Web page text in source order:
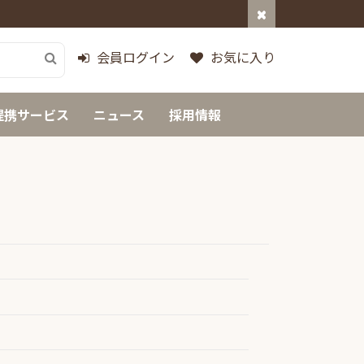
会員ログイン お気に入り
携サービス ニュース 採用情報